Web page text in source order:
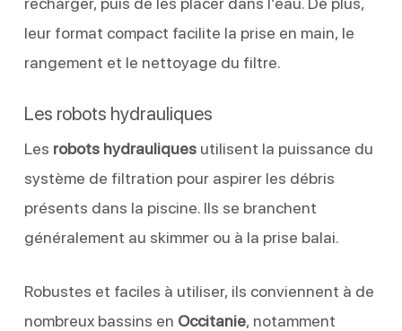
leur format compact facilite la prise en main, le
rangement et le nettoyage du filtre.
Les robots hydrauliques
Les robots hydrauliquesutilisent la puissance du
système de filtration pour aspirer les débris
présents dans la piscine. Ils se branchent
généralement au skimmer ou à la prise balai.
Robustes et faciles à utiliser, ils conviennent à de
nombreux bassins en Occitanie, notamment